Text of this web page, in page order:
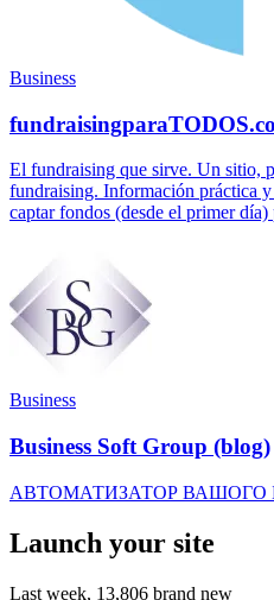
Business
El fundraising que sirve. Un sitio,
fundraising. Información práctica
captar fondos (desde el primer
Business
Business Soft Group (blog)
АВТОМАТИЗАТОР ВАШОГО
Launch your site
Last week, 13,806 brand new